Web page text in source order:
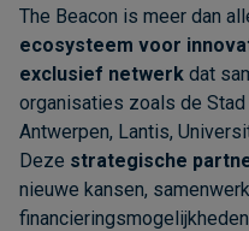
The Beacon is meer dan
ecosysteem voor
exclusief netwerk dat
organisaties zoals de Stad
Antwerpen, Lantis,
Deze strategische
nieuwe kansen,
financieringsmogelijkheden.